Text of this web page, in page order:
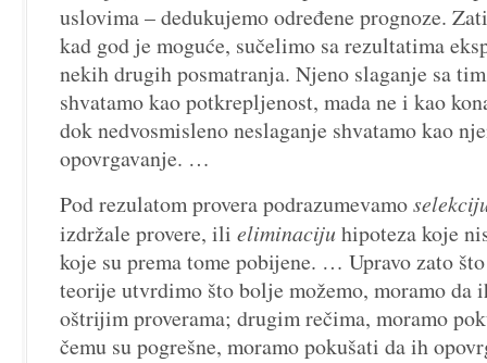
uslovima – dedukujemo određene prognoze.
kad god je moguće, sučelimo sa rezultatima
nekih drugih posmatranja. Njeno slaganje sa
shvatamo kao potkrepljenost, mada ne i kao
dok nedvosmisleno neslaganje shvatamo kao
opovrgavanje. …
Pod rezulatom provera podrazumevamo
izdržale provere, ili eliminacijuhipoteza koje
koje su prema tome pobijene. … Upravo zato
teorije utvrdimo što bolje možemo, moramo da
oštrijim proverama; drugim rečima, moramo
čemu su pogrešne, moramo pokušati da ih